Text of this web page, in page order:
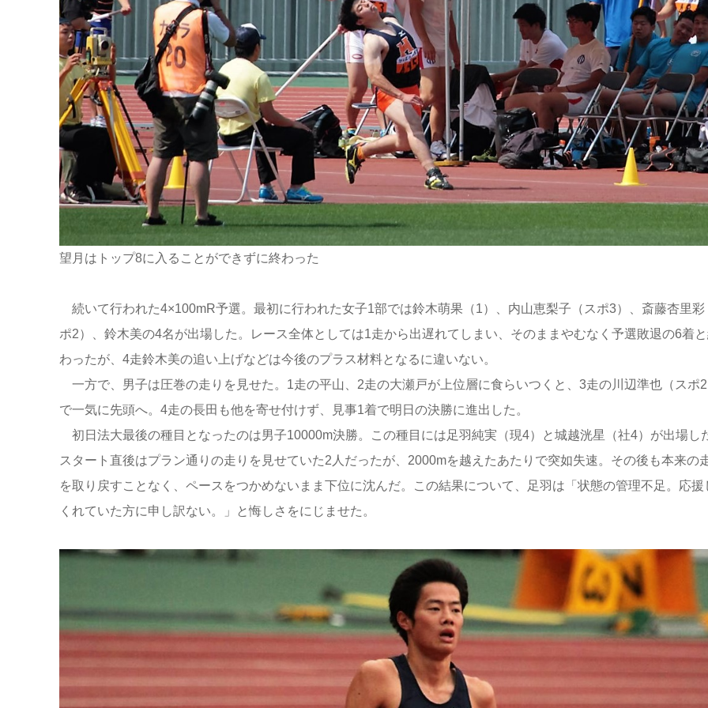
望月はトップ8に入ることができずに終わった
続いて行われた4×100mR予選。最初に行われた女子1部では鈴木萌果（1）、内山恵梨子（スポ3）、斎藤杏里彩
ポ2）、鈴木美の4名が出場した。レース全体としては1走から出遅れてしまい、そのままやむなく予選敗退の6着
わったが、4走鈴木美の追い上げなどは今後のプラス材料となるに違いない。
一方で、男子は圧巻の走りを見せた。1走の平山、2走の大瀬戸が上位層に食らいつくと、3走の川辺準也（スポ
で一気に先頭へ。4走の長田も他を寄せ付けず、見事1着で明日の決勝に進出した。
初日法大最後の種目となったのは男子10000m決勝。この種目には足羽純実（現4）と城越洸星（社4）が出場し
スタート直後はプラン通りの走りを見せていた2人だったが、2000mを越えたあたりで突如失速。その後も本来の
を取り戻すことなく、ペースをつかめないまま下位に沈んだ。この結果について、足羽は「状態の管理不足。応援
くれていた方に申し訳ない。」と悔しさをにじませた。